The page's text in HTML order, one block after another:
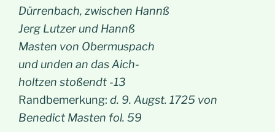
Dürrenbach, zwischen Hannß
Jerg Lutzer und Hannß
Masten von Obermuspach
und unden an das Aich-
holtzen stoßendt -13
Randbemerkung: d. 9. Augst. 1725 von
Benedict Masten fol. 59